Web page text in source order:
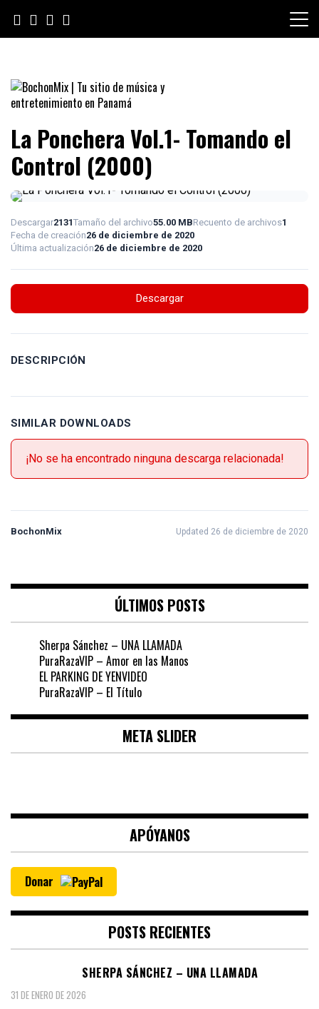
content
BochonMix | Tu sitio de música
y entretenimiento en Panamá
La Ponchera Vol.1- Tomando el
Control (2000)
Descargar2131Tamaño del archivo55.00 MBRecuento de archivos1
Fecha de creación26 de diciembre de 2020
Última actualización26 de diciembre de 2020
Descargar
DESCRIPCIÓN
SIMILAR DOWNLOADS
¡No se ha encontrado ninguna descarga relacionada!
BochonMix Updated 26 de diciembre de 2020
ÚLTIMOS POSTS
Sherpa Sánchez – UNA LLAMADA
PuraRazaVIP – Amor en las Manos
EL PARKING DE YENVIDEO
PuraRazaVIP – El Título
META SLIDER
APÓYANOS
Donar
POSTS RECIENTES
SHERPA SÁNCHEZ – UNA LLAMADA
31 DE ENERO DE 2026